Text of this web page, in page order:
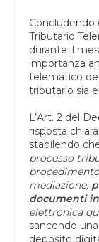
Concludendo
Tributario
durante il
importanza
telematico
tributario sia
L’Art. 2 del
risposta
stabilendo
processo
mediazione,
documenti
elettronica
sancendo
deposito